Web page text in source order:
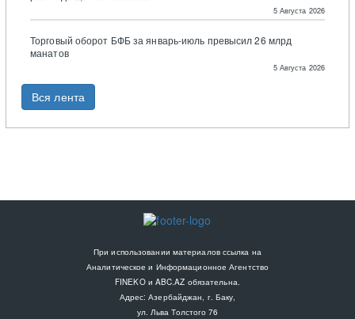
5 Августа 2026
Торговый оборот БФБ за январь-июль превысил 26 млрд
манатов
5 Августа 2026
Вся лента
При использовании материалов ссылка на
Аналитическое и Информационное Агентство
FINEKO и ABC.AZ обязательна.
Адрес: Азербайджан, г. Баку,
ул. Льва Толстого 76